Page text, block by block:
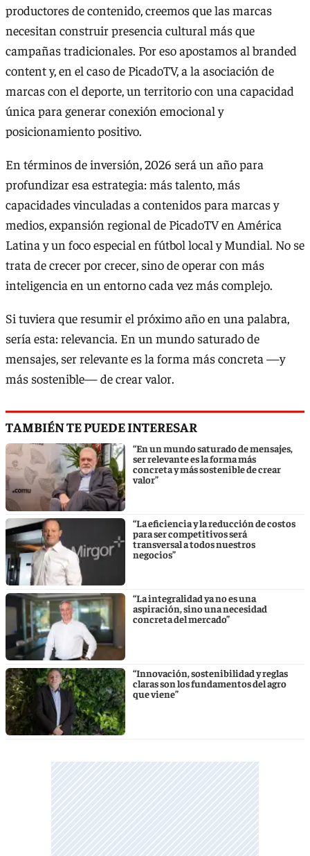
productores de contenido, creemos que las marcas
necesitan construir presencia cultural más que
campañas tradicionales. Por eso apostamos al branded
content y, en el caso de PicadoTV, a la asociación de
marcas con el deporte, un territorio con una capacidad
única para generar conexión emocional y
posicionamiento positivo.
En términos de inversión, 2026 será un año para
profundizar esa estrategia: más talento, más
capacidades vinculadas a contenidos para marcas y
medios, expansión regional de PicadoTV en América
Latina y un foco especial en fútbol local y Mundial. No se
trata de crecer por crecer, sino de operar con más
inteligencia en un entorno cada vez más complejo.
Si tuviera que resumir el próximo año en una palabra,
sería esta: relevancia. En un mundo saturado de
mensajes, ser relevante es la forma más concreta —y
más sostenible— de crear valor.
TAMBIÉN TE PUEDE INTERESAR
“En un mundo saturado de mensajes,
ser relevante es la forma más
concreta y más sostenible de crear
valor”
“La eficiencia y la reducción de costos
para ser competitivos será
transversal a todos nuestros
negocios”
“La integralidad ya no es una
aspiración, sino una necesidad
concreta del mercado”
“Innovación, sostenibilidad y reglas
claras son los fundamentos del agro
que viene”